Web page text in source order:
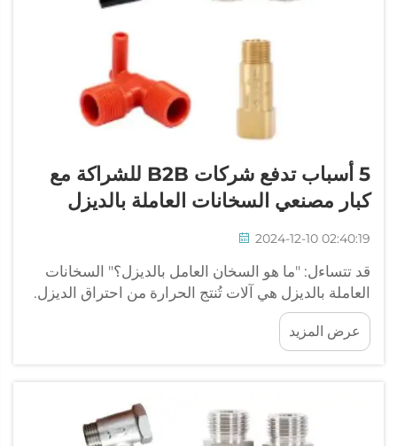
5 أسباب تدفع شركات B2B للشراكة مع
كبار مصنعي السخانات العاملة بالديزل
2024-12-10 02:40:19
قد تتساءل: "ما هو السخان العامل بالديزل؟" السخانات
العاملة بالديزل هي آلات تُنتج الحرارة من احتراق الديزل.
يقوم عامل بإعادة تعبئة صينية تقديم الهوت دوج من
2023. هذا السخان...
عرض المزيد